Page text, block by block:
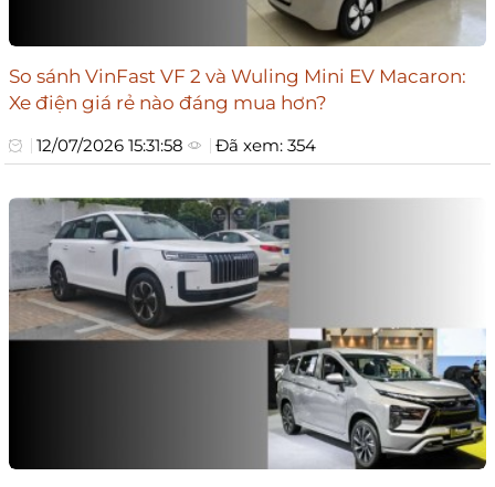
So sánh VinFast VF 2 và Wuling Mini EV Macaron:
Xe điện giá rẻ nào đáng mua hơn?
12/07/2026 15:31:58 Đã xem: 354